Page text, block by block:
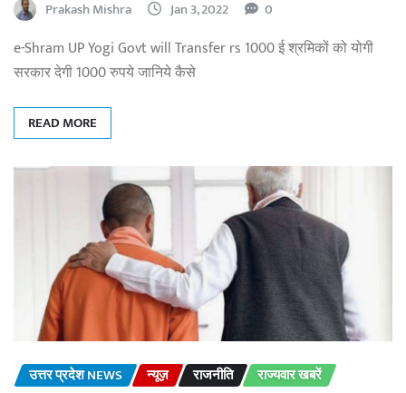
Prakash Mishra Jan 3, 2022 0
e-Shram UP Yogi Govt will Transfer rs 1000 ई श्रमिकों को योगी
सरकार देगी 1000 रुपये जानिये कैसे
READ MORE
उत्तर प्रदेश NEWS न्यूज़ राजनीति राज्यवार खबरें